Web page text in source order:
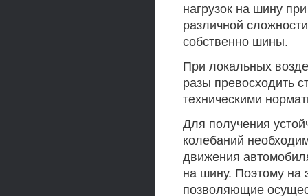
нагрузок на шину
различной
собственно шины.
При локальных
разы превосходить
техническими
Для получения
колебаний
движения
на шину. Поэтому на
позволяющие